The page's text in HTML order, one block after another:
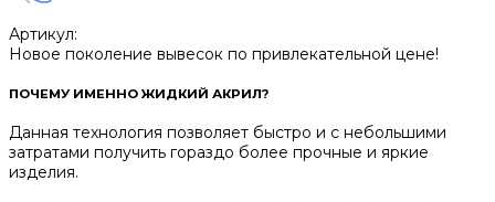
Артикул:
Новое поколение вывесок по привлекательной цене!
ПОЧЕМУ ИМЕННО ЖИДКИЙ АКРИЛ?
Данная технология позволяет быстро и с небольшими
затратами получить гораздо более прочные и яркие
изделия.